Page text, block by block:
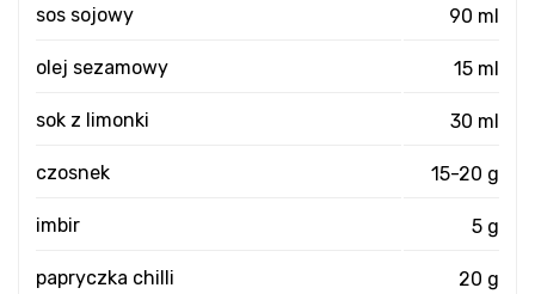
sos sojowy 90 ml
olej sezamowy 15 ml
sok z limonki 30 ml
czosnek 15-20 g
imbir 5 g
papryczka chilli 20 g